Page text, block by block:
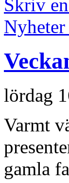
Skriv
lördag
Varmt
gamla